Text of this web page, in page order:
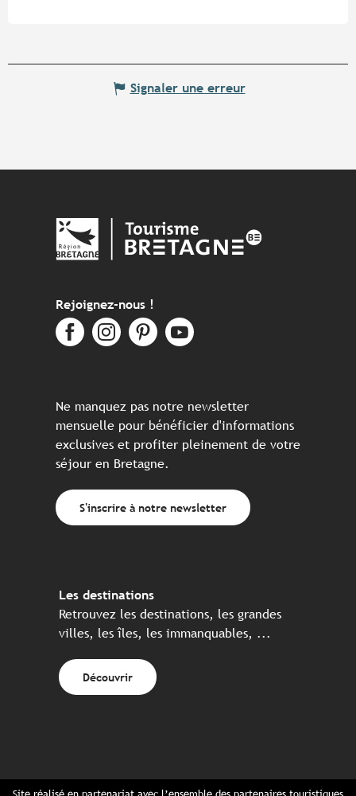
Signaler une erreur
Rejoignez-nous !
Ne manquez pas notre newsletter
mensuelle pour bénéficier d'informations
exclusives et profiter pleinement de votre
séjour en Bretagne.
S'inscrire à notre newsletter
Les destinations
Retrouvez les destinations, les grandes
villes, les îles, les immanquables, ...
Découvrir